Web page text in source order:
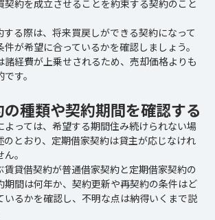
契約を成立させることを約束する契約のこと
する際は、将来買戻しができる契約になって
が希望に合っているかを確認しましょう。
諸経費が上乗せされるため、売却価格よりも
す。
種類や契約期間を確認する
よっては、希望する期間住み続けられない場
のとおり、定期借家契約は貸主が応じなけれ
。
賃貸借契約が普通借家契約と定期借家契約の
期間は何年か、契約更新や再契約の条件はど
いるかを確認し、不明な点は納得いくまで説